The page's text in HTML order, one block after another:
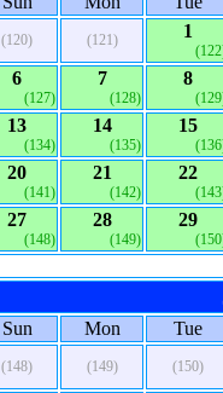
(120) (121) 1
6
(127)
7
(128)
8
13
(134)
14
(135)
15
20
(141)
21
(142)
22
27
(148)
28
(149)
29
Sun Mon Tue
(148) (149) (150)